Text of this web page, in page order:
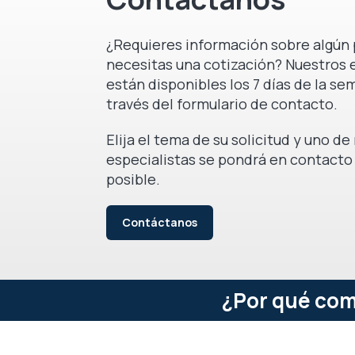
¿Requieres información sobre
necesitas una cotización? Nuestros
están disponibles los 7 días de la
través del formulario de contacto.
Elija el tema de su solicitud y uno
especialistas se pondrá en
posible.
Contáctanos
¿Por qué